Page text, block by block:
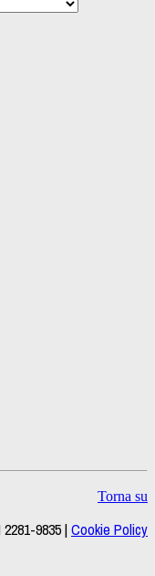
Torna su
9835 | Cookie Policy